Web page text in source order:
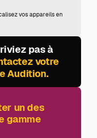
vos appareils en
pas à
votre
Audition.
un des
gamme